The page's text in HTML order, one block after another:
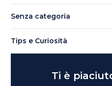
Senza categoria
Tips e Curiosità
Ti è